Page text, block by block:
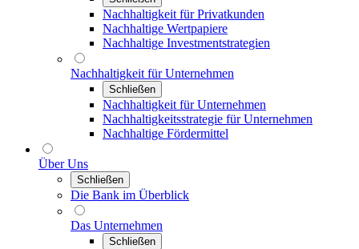
Nachhaltigkeit für Privatkunden
Nachhaltige Wertpapiere
Nachhaltige Investmentstrategien
Nachhaltigkeit für Unternehmen
Schließen
Nachhaltigkeit für Unternehmen
Nachhaltigkeitsstrategie für Unternehmen
Nachhaltige Fördermittel
Über Uns
Schließen
Die Bank im Überblick
Das Unternehmen
Schließen